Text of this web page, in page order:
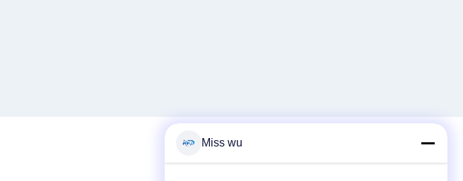
Miss wu